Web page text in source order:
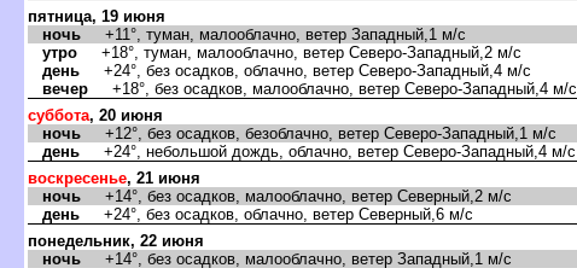
пятница, 19 июня
ночь +11°, туман, малооблачно, ветер Западный,1 м/с
утро +18°, туман, малооблачно, ветер Северо-Западный,2 м/с
день +24°, без осадков, облачно, ветер Северо-Западный,4 м/с
ечер +18°, без осадков, малооблачно, ветер Северо-Западный,4 м/с
суббота, 20 июня
ночь +12°, без осадков, безоблачно, ветер Северо-Западный,1 м/с
день +24°, небольшой дождь, облачно, ветер Северо-Западный,4 м/с
оскресенье, 21 июня
ночь +14°, без осадков, малооблачно, ветер Северный,2 м/с
день +24°, без осадков, облачно, ветер Северный,6 м/с
понедельник, 22 июня
ночь +14°, без осадков, малооблачно, ветер Западный,1 м/с